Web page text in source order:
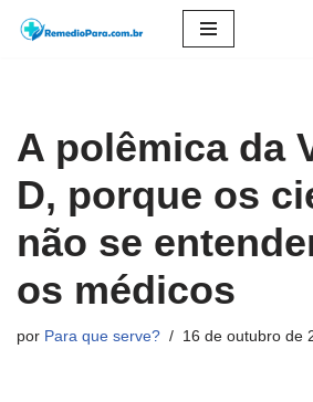
conteúdo
A polêmica da
D, porque os
não se
os médicos
por Para que serve? 16 de outubro de